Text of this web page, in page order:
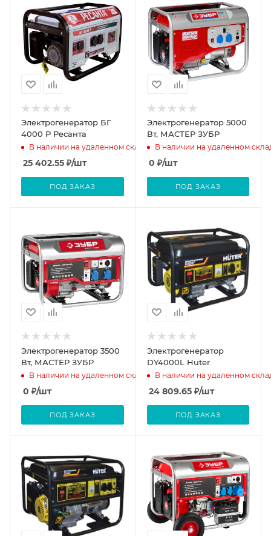
Электрогенератор БГ
4000 Р Ресанта
В наличии на удаленном складе
25 402.55 ₽/шт
ПОД ЗАКАЗ
Электрогенератор 5000
Вт, МАСТЕР ЗУБР
В наличии на удаленном
0 ₽/шт
ПОД ЗАКАЗ
Электрогенератор 3500
Вт, МАСТЕР ЗУБР
В наличии на удаленном складе
0 ₽/шт
ПОД ЗАКАЗ
Электрогенератор
DY4000L Huter
В наличии на удаленном
24 809.65₽/шт
ПОД ЗАКАЗ